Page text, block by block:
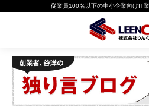
従業員100名以下の中小企業向けIT